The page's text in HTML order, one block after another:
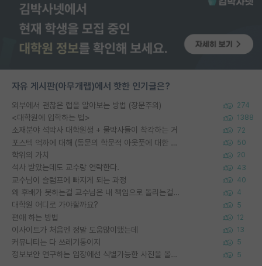
자유 게시판(아무개랩)에서 핫한 인기글은?
외부에서 괜찮은 랩을 알아보는 방법 (장문주의) 274
<대학원에 입학하는 법> 1388
소재분야 석박사 대학원생 + 물박사들이 착각하는 거 72
포스텍 억까에 대해 (동문의 학문적 아웃풋에 대한 반박) 50
학위의 가치 20
석사 받았는데도 교수랑 연락한다. 43
교수님이 슬럼프에 빠지게 되는 과정 40
왜 후배가 못하는걸 교수님은 내 책임으로 돌리는걸까요? 4
대학원 어디로 가야할까요? 5
편애 하는 방법 12
이사이트가 처음엔 정말 도움많이됐는데 13
커뮤니티는 다 쓰레기통이지 5
정보보안 연구하는 입장에선 식별가능한 사진을 올리는건 비추이긴함 5